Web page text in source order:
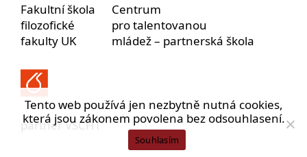
Fakultní škola
filozofické
fakulty UK
Centrum
pro talentovanou
mládež – partnerská škola
partner VŠCHT
Tento web používá jen nezbytně nutná cookies,
která jsou zákonem povolena bez odsouhlasení.
Souhlasím